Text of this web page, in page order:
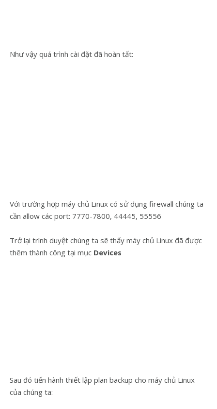
Như vậy quá trình cài đặt đã hoàn tất:
Với trường hợp máy chủ Linux có sử dụng firewall chúng ta
cần allow các port: 7770-7800, 44445, 55556
Trở lại trình duyệt chúng ta sẽ thấy máy chủ Linux đã được
thêm thành công tại mục Devices
Sau đó tiến hành thiết lập plan backup cho máy chủ Linux
của chúng ta: